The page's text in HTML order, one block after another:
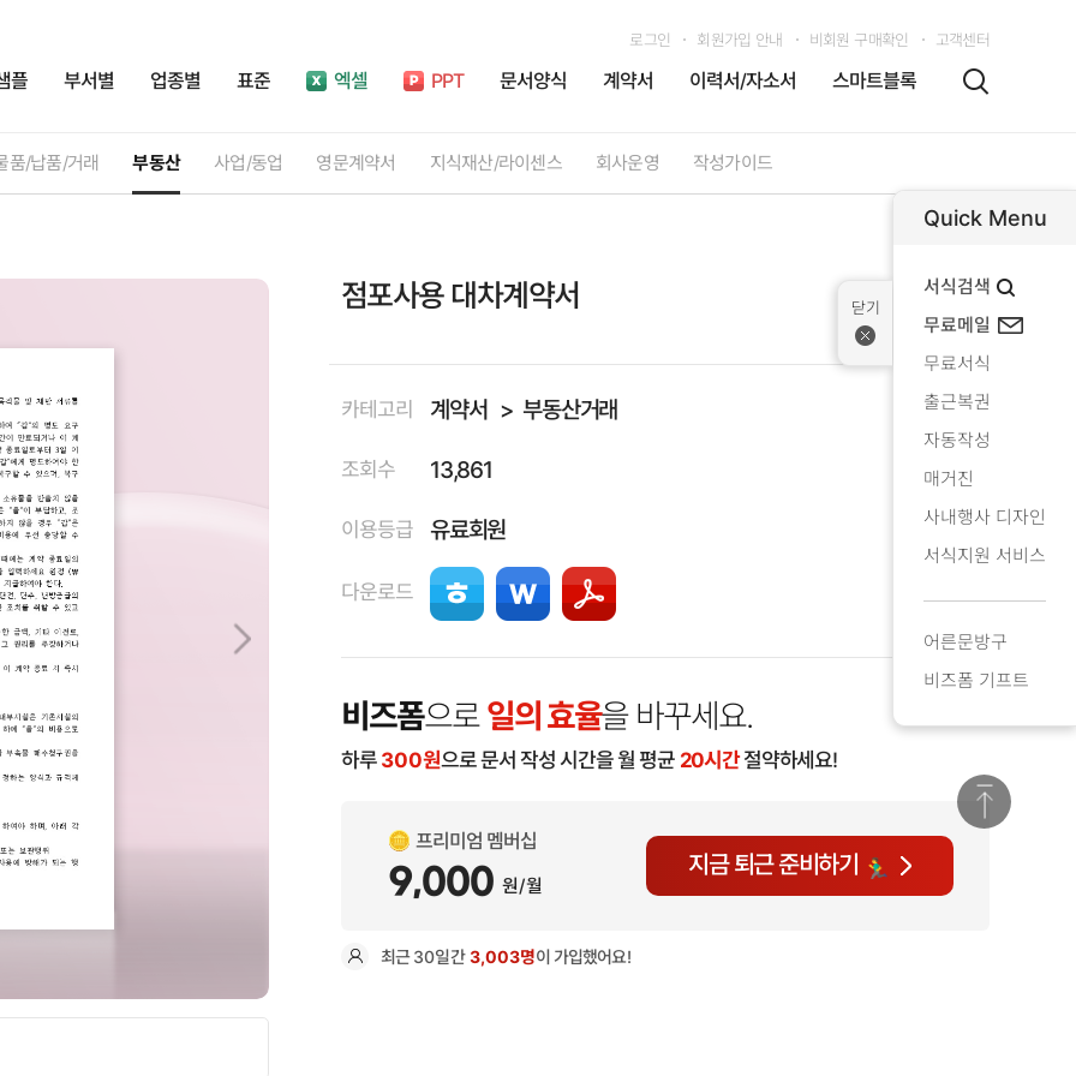
플 부서별 업종별 표준 엑셀 PPT 문서양식 계약서 이력서/자소서 스마트블록
로그인 회원가입 안내 비회원 구매확인 고객센터
품/납품/거래 부동산 사업/동업 영문계약서 지식재산/라이센스 회사운영 작성가이드
점포사용 대차계약서
카테고리 계약서 부동산거래
조회수 13,861
이용등급 유료회원
다운로드
비즈폼으로일의 효율을 바꾸세요.
하루 300원으로 문서 작성 시간을 월 평균 20시간절약하세요!
프리미엄 멤버십
9,000 원/월
지금 퇴근 준비하기
최근30일간3,003명이 가입했어요!
Quick Menu
서식검색
무료메일
무료서식
출근복권
자동작성
매거진
사내행사 디자인
서식지원 서비스
어른문방구
비즈폼 기프트